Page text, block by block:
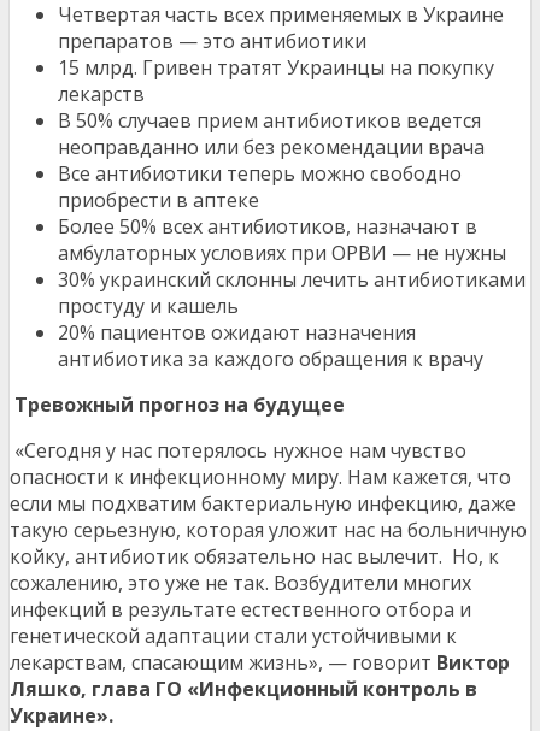
Четвертая часть всех применяемых в Украине
препаратов — это антибиотики
15 млрд. Гривен тратят Украинцы на покупку
лекарств
В 50% случаев прием антибиотиков ведется
неоправданно или без рекомендации врача
Все антибиотики теперь можно свободно
приобрести в аптеке
Более 50% всех антибиотиков, назначают в
амбулаторных условиях при ОРВИ — не нужны
30% украинский склонны лечить антибиотиками
простуду и кашель
20% пациентов ожидают назначения
антибиотика за каждого обращения к врачу
Тревожный прогноз на будущее
«Сегодня у нас потерялось нужное нам чувство
опасности к инфекционному миру. Нам кажется, что
если мы подхватим бактериальную инфекцию, даже
такую серьезную, которая уложит нас на больничную
койку, антибиотик обязательно нас вылечит. Но, к
сожалению, это уже не так. Возбудители многих
инфекций в результате естественного отбора и
генетической адаптации стали устойчивыми к
лекарствам, спасающим жизнь», — говорит Виктор
Ляшко, глава ГО «Инфекционный контроль в
Украине».